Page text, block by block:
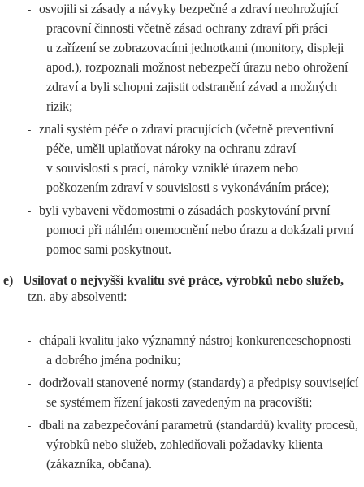
-
osvojili si zásady a návyky bezpečné a zdraví neohrožující
pracovní činnosti včetně zásad ochrany zdraví při práci
u zařízení se zobrazovacími jednotkami (monitory, displeji
apod.), rozpoznali možnost nebezpečí úrazu nebo ohrožení
zdraví a byli schopni zajistit odstranění závad a možných
rizik;
-
znali systém péče o zdraví pracujících (včetně preventivní
péče, uměli uplatňovat nároky na ochranu zdraví
v souvislosti s prací, nároky vzniklé úrazem nebo
poškozením zdraví v souvislosti s vykonáváním práce);
-
byli vybaveni vědomostmi o zásadách poskytování první
pomoci při náhlém onemocnění nebo úrazu a dokázali první
pomoc sami poskytnout.
e)
Usilovat o nejvyšší kvalitu své práce, výrobků nebo služeb,
tzn. aby absolventi:
-
chápali kvalitu jako významný nástroj konkurenceschopnosti
a dobrého jména podniku;
-
dodržovali stanovené normy (standardy) a předpisy související
se systémem řízení jakosti zavedeným na pracovišti;
-
dbali na zabezpečování parametrů (standardů) kvality procesů,
výrobků nebo služeb, zohledňovali požadavky klienta
(zákazníka, občana).